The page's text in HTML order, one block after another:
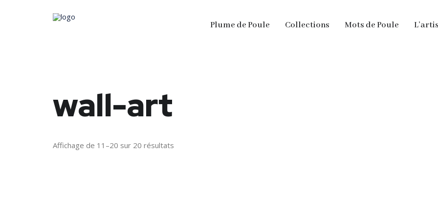
Plume de Poule Collections Mots de Poule
wall-art
Affichage de 11–20 sur 20 résultats